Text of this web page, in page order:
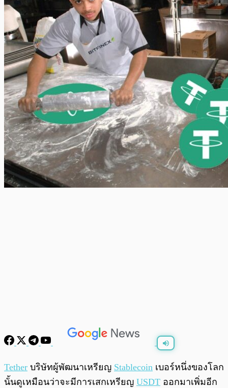
พร้อมเล่น 0:00/
Tether บริษัทผู้พัฒนาเหรียญ Stablecoin เบอร์หนึ่งของโลก
นั้นดูเหมือนว่าจะมีการเสกเหรียญ USDT ออกมาเพิ่มอีก